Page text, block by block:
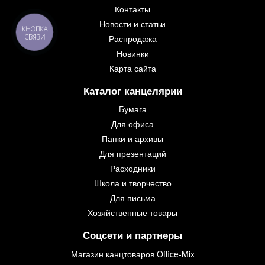
Контакты
Новости и статьи
Распродажа
Новинки
Карта сайта
Каталог канцелярии
Бумага
Для офиса
Папки и архивы
Для презентаций
Расходники
Школа и творчество
Для письма
Хозяйственные товары
Соцсети и партнеры
Магазин канцтоваров Office-Mix
КНОПКА
СВЯЗИ